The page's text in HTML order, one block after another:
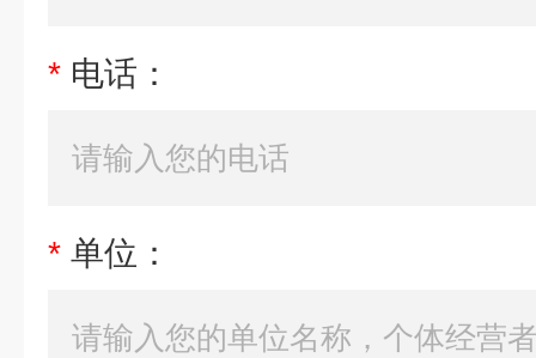
* 电话：
* 单位：